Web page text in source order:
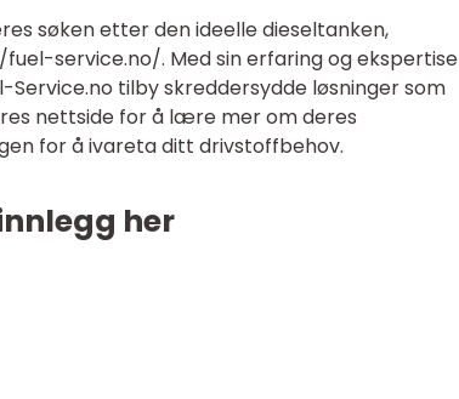
søken etter den ideelle dieseltanken,
service.no/. Med sin erfaring og ekspertise
tilby skreddersydde løsninger som
nettside for å lære mer om deres
for å ivareta ditt drivstoffbehov.
her